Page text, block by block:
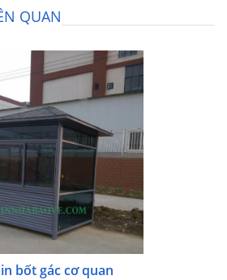
QUAN
bốt gác cơ quan